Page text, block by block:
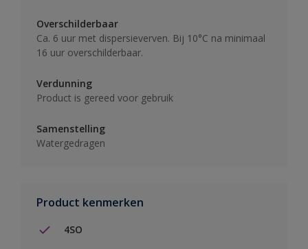
Overschilderbaar
Ca. 6 uur met dispersieverven. Bij 10°C na minimaal
16 uur overschilderbaar.
Verdunning
Product is gereed voor gebruik
Samenstelling
Watergedragen
Product kenmerken
4SO